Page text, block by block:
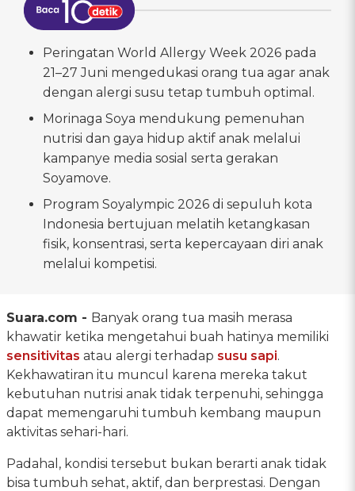
Peringatan World Allergy Week 2026 pada
21–27 Juni mengedukasi orang tua agar anak
dengan alergi susu tetap tumbuh optimal.
Morinaga Soya mendukung pemenuhan
nutrisi dan gaya hidup aktif anak melalui
kampanye media sosial serta gerakan
Soyamove.
Program Soyalympic 2026 di sepuluh kota
Indonesia bertujuan melatih ketangkasan
fisik, konsentrasi, serta kepercayaan diri anak
melalui kompetisi.
Suara.com - Banyak orang tua masih merasa
khawatir ketika mengetahui buah hatinya memiliki
sensitivitas atau alergi terhadap susu sapi.
Kekhawatiran itu muncul karena mereka takut
kebutuhan nutrisi anak tidak terpenuhi, sehingga
dapat memengaruhi tumbuh kembang maupun
aktivitas sehari-hari.
Padahal, kondisi tersebut bukan berarti anak tidak
bisa tumbuh sehat, aktif, dan berprestasi. Dengan